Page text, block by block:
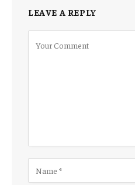
LEAVE A REPLY